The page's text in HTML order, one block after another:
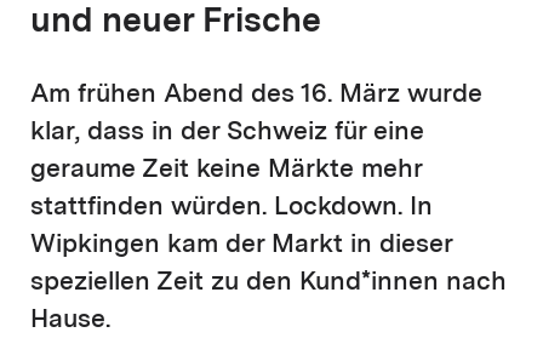
und neuer Frische
Am frühen Abend des 16. März wurde
klar, dass in der Schweiz für eine
geraume Zeit keine Märkte mehr
stattfinden würden. Lockdown. In
Wipkingen kam der Markt in dieser
speziellen Zeit zu den Kund*innen nach
Hause.